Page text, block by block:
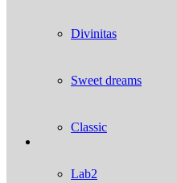
Divinitas
Sweet dreams
Classic
Lab2